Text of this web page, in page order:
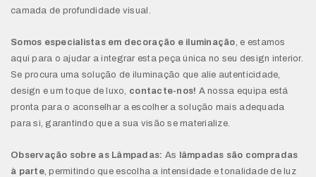
camada de profundidade visual.
Somos especialistas em decoração e iluminação , e estamos
aqui para o ajudar a integrar esta peça única no seu design interior.
Se procura uma solução de iluminação que alie autenticidade,
design e um toque de luxo, contacte-nos! A nossa equipa está
pronta para o aconselhar a escolher a solução mais adequada
para si, garantindo que a sua visão se materialize.
Observação sobre as Lâmpadas: As lâmpadas são compradas
à parte, permitindo que escolha a intensidade e tonalidade de luz